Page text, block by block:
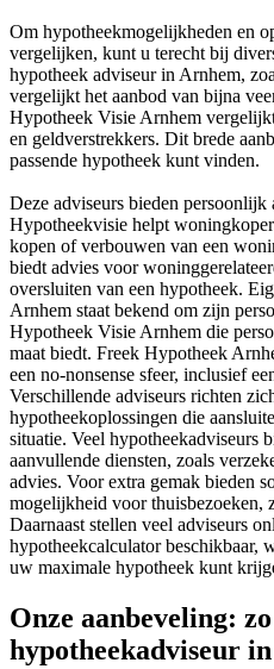
Om hypotheekmogelijkheden en
vergelijken, kunt u terecht bij
hypotheek adviseur in Arnhem,
vergelijkt het aanbod van bijna
Hypotheek Visie Arnhem
en geldverstrekkers. Dit brede
passende hypotheek kunt vinden.
Deze adviseurs bieden persoonlijk
Hypotheekvisie helpt
kopen of verbouwen van een
biedt advies voor
oversluiten van een hypotheek.
Arnhem staat bekend om zijn
Hypotheek Visie Arnhem die
maat biedt. Freek Hypotheek
een no-nonsense sfeer, inclusief
Verschillende adviseurs richten
hypotheekoplossingen die
situatie. Veel hypotheekadviseurs
aanvullende diensten, zoals
advies. Voor extra gemak bieden
mogelijkheid voor thuisbezoeken,
Daarnaast stellen veel adviseurs
hypotheekcalculator beschikbaar,
uw maximale hypotheek kunt
Onze aanbeveling:
hypotheekadviseur